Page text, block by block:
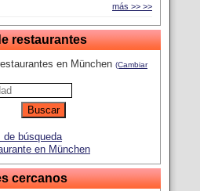
más >> >>
restaurantes
en München (Cambiar
de búsqueda
en München
cercanos